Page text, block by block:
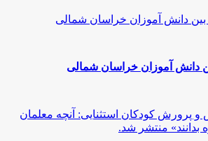
دانش آموزان خراسان شمالی